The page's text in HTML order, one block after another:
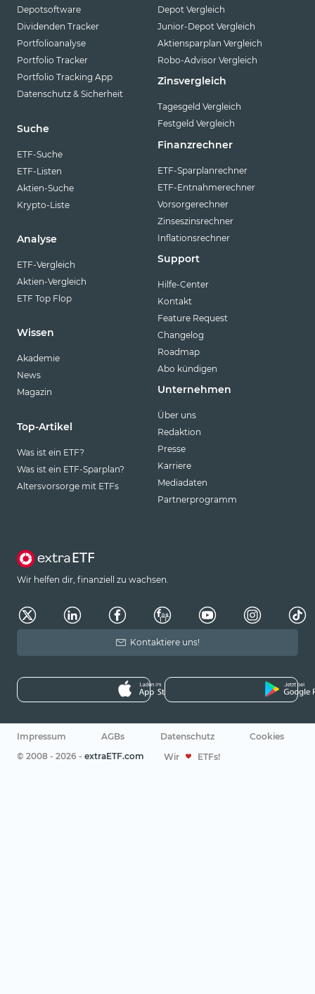
Depotsoftware
Dividenden Tracker
Portfolioanalyse
Portfolio Tracker
Portfolio Tracking App
Datenschutz & Sicherheit
Suche
ETF-Suche
ETF-Listen
Aktien-Suche
Krypto-Liste
Analyse
ETF-Vergleich
Aktien-Vergleich
ETF Top Flop
Wissen
Akademie
News
Magazin
Top-Artikel
Was ist ein ETF?
Was ist ein ETF-Sparplan?
Altersvorsorge mit ETFs
Depot Vergleich
Junior-Depot Vergleich
Aktiensparplan Vergleich
Robo-Advisor Vergleich
Zinsvergleich
Tagesgeld Vergleich
Festgeld Vergleich
Finanzrechner
ETF-Sparplanrechner
ETF-Entnahmerechner
Vorsorgerechner
Zinseszinsrechner
Inflationsrechner
Support
Hilfe-Center
Kontakt
Feature Request
Changelog
Roadmap
Abo kündigen
Unternehmen
Über uns
Redaktion
Presse
Karriere
Mediadaten
Partnerprogramm
Wir helfen dir, finanziell zu wachsen.
Kontaktiere uns!
Impressum AGBs Datenschutz
Cookies
© 2008 - 2026 - extraETF.com Wir ETFs!